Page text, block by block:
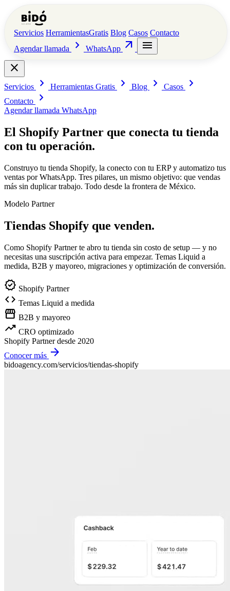
Servicios HerramientasGratis Blog Casos Contacto
Agendar llamada
chevron_right WhatsApp arrow_outward
menu
close
Servicios chevron_right Herramientas Gratis chevron_right Blog chevron_right Casos chevron_right
Contacto chevron_right
Agendar llamada WhatsApp
El Shopify Partner que conecta tu tienda
con tu operación.
Construyo tu tienda Shopify, la conecto con tu ERP y automatizo tus
ventas por WhatsApp. Tres pilares, un mismo objetivo: que vendas
más sin duplicar trabajo. Todo desde la frontera de México.
Modelo Partner
Tiendas Shopify que venden.
Como Shopify Partner te abro tu tienda sin costo de setup — y no
necesitas una suscripción activa para empezar. Temas Liquid a
medida, B2B y mayoreo, migraciones y optimización de conversión.
verified Shopify Partner
code Temas Liquid a medida
storefront B2B y mayoreo
trending_up CRO optimizado
Shopify Partner desde 2020
Conocer más arrow_forward
bidoagency.com/servicios/tiendas-shopify